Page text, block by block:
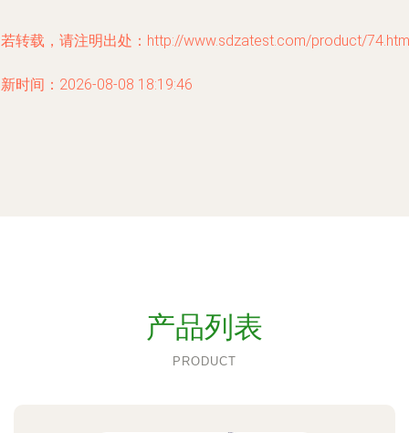
转载，请注明出处：http://www.sdzatest.com/product/
时间：2026-08-08 18:19:46
产品列表
PRODUCT